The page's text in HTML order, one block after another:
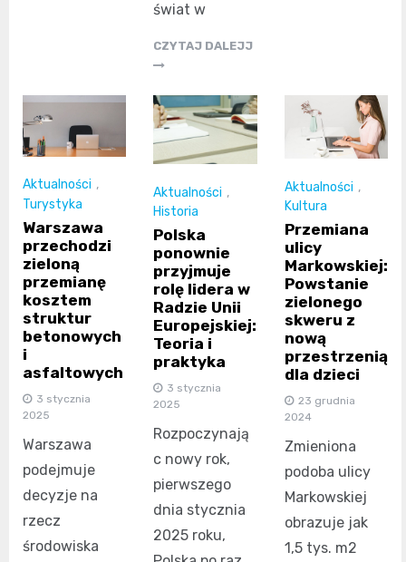
świat w
CZYTAJ DALEJJ
Aktualności ,
Turystyka
Warszawa
przechodzi
zieloną
przemianę
kosztem
struktur
betonowych
i
asfaltowych
3 stycznia
2025
Warszawa
podejmuje
decyzje na
rzecz
środowiska
Aktualności ,
Historia
Polska
ponownie
przyjmuje
rolę lidera w
Radzie Unii
Europejskiej:
Teoria i
praktyka
3 stycznia
2025
Rozpoczynają
c nowy rok,
pierwszego
dnia stycznia
2025 roku,
Aktualności ,
Kultura
Przemiana
ulicy
Markowskiej:
Powstanie
zielonego
skweru z
nową
przestrzenią
dla dzieci
23 grudnia
2024
Zmieniona
podoba ulicy
Markowskiej
obrazuje jak
1,5 tys. m2